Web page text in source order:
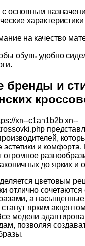
основным
на качество
обувь удобно
бренды и
xn--c1ah1b2b.xn--
эстетики и
огромное
до ярких и
цветовым
отлично
а насыщенные
ярким
модели
позволяя